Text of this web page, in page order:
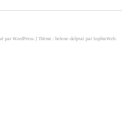
par WordPress. Thème : helene-delprat par SophieWeb.